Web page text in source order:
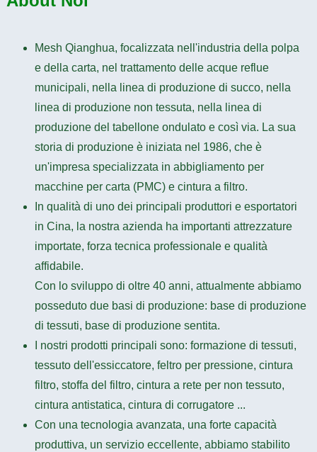
Mesh Qianghua, focalizzata nell'industria della polpa
e della carta, nel trattamento delle acque reflue
municipali, nella linea di produzione di succo, nella
linea di produzione non tessuta, nella linea di
produzione del tabellone ondulato e così via. La sua
storia di produzione è iniziata nel 1986, che è
un'impresa specializzata in abbigliamento per
macchine per carta (PMC) e cintura a filtro.
In qualità di uno dei principali produttori e esportatori
in Cina, la nostra azienda ha importanti attrezzature
importate, forza tecnica professionale e qualità
affidabile.
Con lo sviluppo di oltre 40 anni, attualmente abbiamo
posseduto due basi di produzione: base di produzione
di tessuti, base di produzione sentita.
I nostri prodotti principali sono: formazione di tessuti,
tessuto dell'essiccatore, feltro per pressione, cintura
filtro, stoffa del filtro, cintura a rete per non tessuto,
cintura antistatica, cintura di corrugatore ...
Con una tecnologia avanzata, una forte capacità
produttiva, un servizio eccellente, abbiamo stabilito